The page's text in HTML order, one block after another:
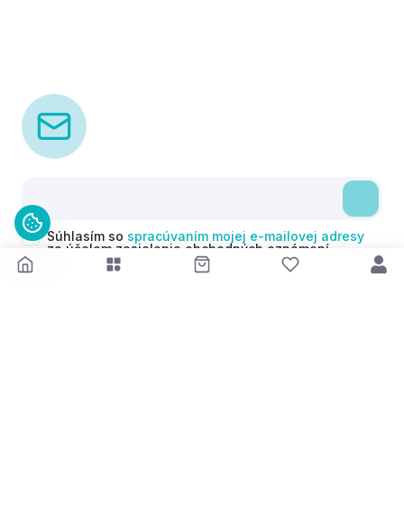
Súhlasím so spracúvaním mojej e-mailovej adresy
za účelom zasielania obchodných oznámení
(newsletterov) v súlade s čl. 6 ods. 1 písm. a)
Nariadenia GDPR. Svoj súhlas môžem kedykoľvek